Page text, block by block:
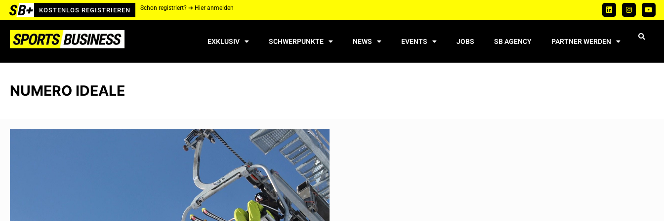
KOSTENLOS REGISTRIEREN Schon registriert? ➔ Hier anmelden
EXKLUSIV SCHWERPUNKTE NEWS EVENTS JOBS SB AGENCY PARTNER WERDEN
NUMERO IDEALE